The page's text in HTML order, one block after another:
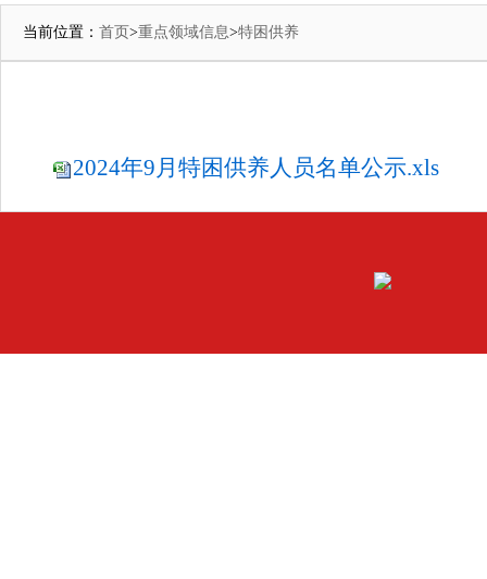
当前位置： 首页 >重点领域信息>特困供养
2024年9月特困供养人员名单公示.xls